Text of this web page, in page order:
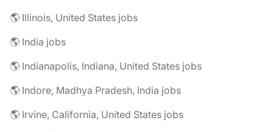
🌎 Illinois, United States jobs
🌎 India jobs
🌎 Indianapolis, Indiana, United States jobs
🌎 Indore, Madhya Pradesh, India jobs
🌎 Irvine, California, United States jobs